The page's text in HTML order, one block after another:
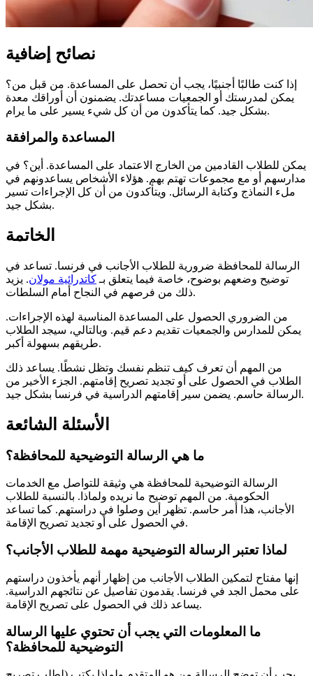
نصائح إضافية
إذا كنت طالبًا أجنبيًا، يجب أن تحصل على المساعدة. من قبل من؟
يمكن لمدرستك أو الجمعيات مساعدتك. يضمنون أن أوراقك معدة
بشكل جيد. كما يتأكدون من أن كل شيء يسير على ما يرام.
المساعدة والمرافقة
يمكن للطلاب القادمين من الخارج الاعتماد على المساعدة. أين؟ في
مدارسهم أو مع مجموعات تهتم بهم. هؤلاء الأشخاص يساعدونهم في
ملء النماذج وكتابة الرسائل. ويتأكدون من أن كل الإجراءات تسير
بشكل جيد.
الخاتمة
الرسالة للمحافظة ضرورية للطلاب الأجانب في فرنسا. تساعد في
توضيح وضعهم بوضوح، خاصة فيما يتعلق بـ كاتدرائية مولان. يزيد
ذلك من فرصهم في النجاح أمام السلطات.
من الضروري الحصول على المساعدة المناسبة لهذه الإجراءات.
يمكن للمدارس والجمعيات تقديم دعم قيم. وبالتالي، سيجد الطلاب
طريقهم بسهولة أكبر.
من المهم أن تعرف كيف تنظم نفسك وتظل نشطًا. يساعد ذلك
الطلاب في الحصول على أو تجديد تصريح إقامتهم. الجزء الأخير من
الرسالة حاسم. يضمن سير إقامتهم الدراسية في فرنسا بشكل جيد.
الأسئلة الشائعة
ما هي الرسالة التوضيحية للمحافظة؟
الرسالة التوضيحية للمحافظة هي وثيقة للتواصل مع الخدمات
الحكومية. من المهم توضيح ما نريده ولماذا. بالنسبة للطلاب
الأجانب، هذا أمر حاسم. تظهر أين وصلوا في دراستهم. كما تساعد
في الحصول على أو تجديد تصريح الإقامة.
لماذا تعتبر الرسالة التوضيحية مهمة للطلاب الأجانب؟
إنها مفتاح لتمكين الطلاب الأجانب من إظهار أنهم يأخذون دراستهم
على محمل الجد في فرنسا. يقدمون تفاصيل عن نتائجهم الدراسية.
يساعد ذلك في الحصول على تصريح الإقامة.
ما المعلومات التي يجب أن تحتوي عليها الرسالة
التوضيحية للمحافظة؟